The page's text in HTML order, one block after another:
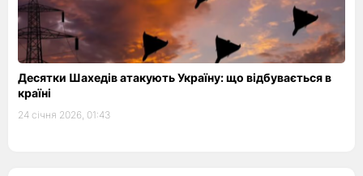
Десятки Шахедів атакують Україну: що відбувається в
країні
24 січня 2026, 01:43